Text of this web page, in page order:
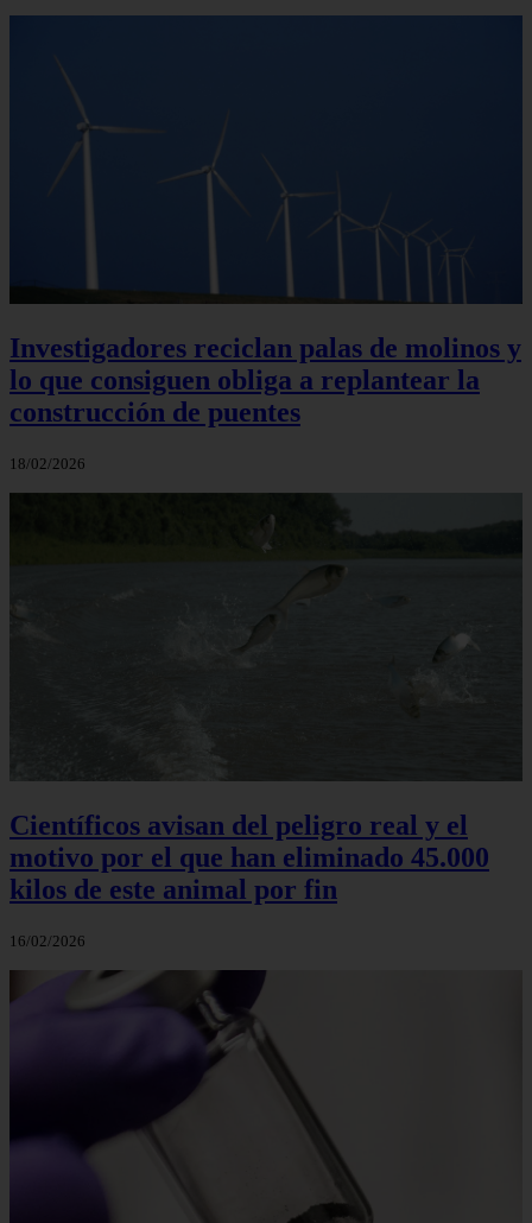
Investigadores reciclan palas de molinos y
lo que consiguen obliga a replantear la
construcción de puentes
18/02/2026
Científicos avisan del peligro real y el
motivo por el que han eliminado 45.000
kilos de este animal por fin
16/02/2026